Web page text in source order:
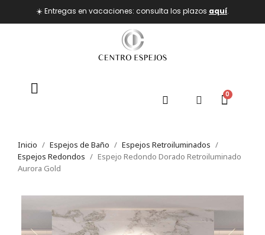
☀️ Entregas en vacaciones: consulta los plazos aquí.
Inicio Espejos de Baño
Espejos Retroiluminados
Espejos Redondos
Espejo Redondo Dorado Retroiluminado
Aurora Gold